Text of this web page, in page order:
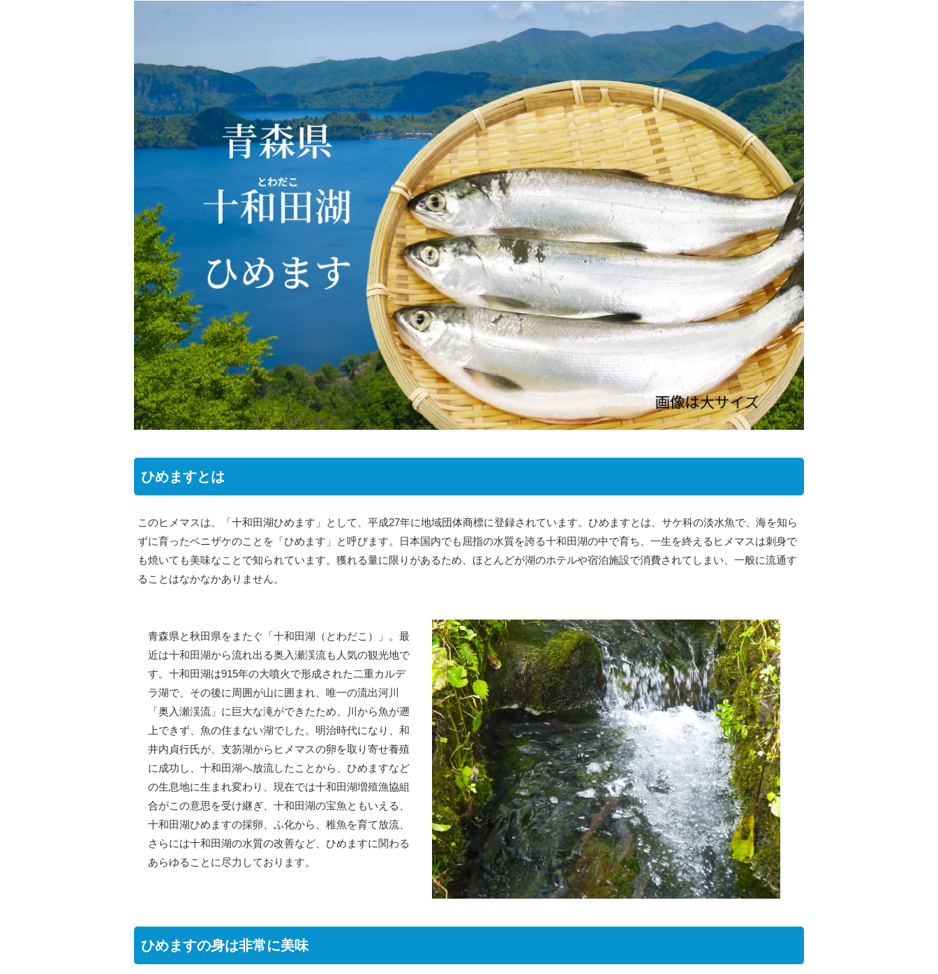
ひめますとは
このヒメマスは、「十和田湖ひめます」として、平成27年に地域団体商標に登録されています。ひめますとは、サケ科の淡水魚で、海を知ら
ずに育ったベニザケのことを「ひめます」と呼びます。日本国内でも屈指の水質を誇る十和田湖の中で育ち、一生を終えるヒメマスは刺身で
も焼いても美味なことで知られています。獲れる量に限りがあるため、ほとんどが湖のホテルや宿泊施設で消費されてしまい、一般に流通す
ることはなかなかありません。
青森県と秋田県をまたぐ「十和田湖（とわだこ）」。最
近は十和田湖から流れ出る奥入瀬渓流も人気の観光地で
す。十和田湖は915年の大噴火で形成された二重カルデ
ラ湖で、その後に周囲が山に囲まれ、唯一の流出河川
「奥入瀬渓流」に巨大な滝ができたため、川から魚が遡
上できず、魚の住まない湖でした。明治時代になり、和
井内貞行氏が、支笏湖からヒメマスの卵を取り寄せ養殖
に成功し、十和田湖へ放流したことから、ひめますなど
の生息地に生まれ変わり、現在では十和田湖増殖漁協組
合がこの意思を受け継ぎ、十和田湖の宝魚ともいえる、
十和田湖ひめますの採卵、ふ化から、稚魚を育て放流、
さらには十和田湖の水質の改善など、ひめますに関わる
あらゆることに尽力しております。
ひめますの身は非常に美味